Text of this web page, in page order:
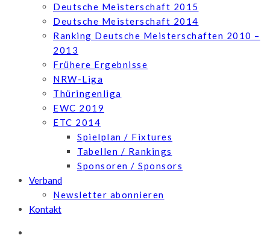
Deutsche Meisterschaft 2015
Deutsche Meisterschaft 2014
Ranking Deutsche Meisterschaften 2010 –
2013
Frühere Ergebnisse
NRW-Liga
Thüringenliga
EWC 2019
ETC 2014
Spielplan / Fixtures
Tabellen / Rankings
Sponsoren / Sponsors
Verband
Newsletter abonnieren
Kontakt